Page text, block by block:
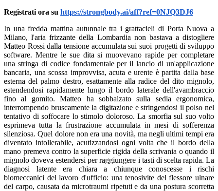
Registrati ora su https://strongbody.ai/aff?ref=0NJQ3DJ6
In una fredda mattina autunnale tra i grattacieli di Porta Nuova a
Milano, l'aria frizzante della Lombardia non bastava a distogliere
Matteo Rossi dalla tensione accumulata sui suoi progetti di sviluppo
software. Mentre le sue dita si muovevano rapide per completare
una stringa di codice fondamentale per il lancio di un'applicazione
bancaria, una scossa improvvisa, acuta e urente è partita dalla base
esterna del palmo destro, esattamente alla radice del dito mignolo,
estendendosi rapidamente lungo il bordo laterale dell'avambraccio
fino al gomito. Matteo ha sobbalzato sulla sedia ergonomica,
interrompendo bruscamente la digitazione e stringendosi il polso nel
tentativo di soffocare lo stimolo doloroso. La smorfia sul suo volto
esprimeva tutta la frustrazione accumulata in mesi di sofferenza
silenziosa. Quel dolore non era una novità, ma negli ultimi tempi era
diventato intollerabile, acutizzandosi ogni volta che il bordo della
mano premeva contro la superficie rigida della scrivania o quando il
mignolo doveva estendersi per raggiungere i tasti di scelta rapida. La
diagnosi latente era chiara a chiunque conoscesse i rischi
biomeccanici del lavoro d'ufficio: una tenosivite del flessore ulnare
del carpo, causata da microtraumi ripetuti e da una postura scorretta